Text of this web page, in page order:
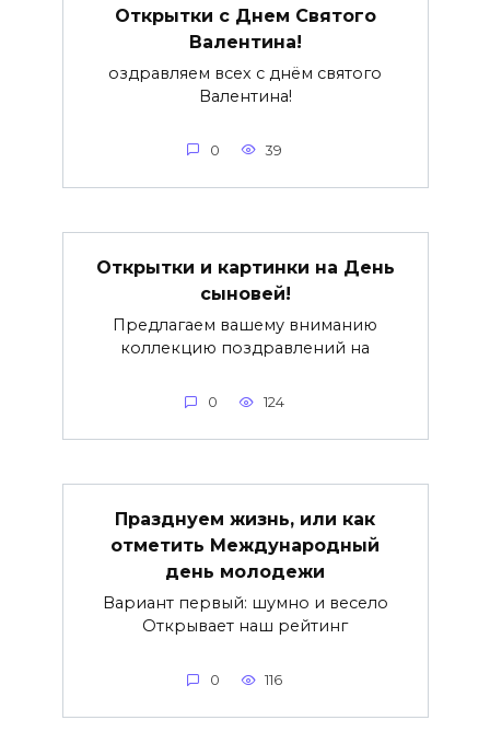
Открытки c Днем Святого
Валентина!
оздравляем всех с днём святого
Валентина!
0 39
Открытки и картинки на День
сыновей!
Предлагаем вашему вниманию
коллекцию поздравлений на
0 124
Празднуем жизнь, или как
отметить Международный
день молодежи
Вариант первый: шумно и весело
Открывает наш рейтинг
0 116